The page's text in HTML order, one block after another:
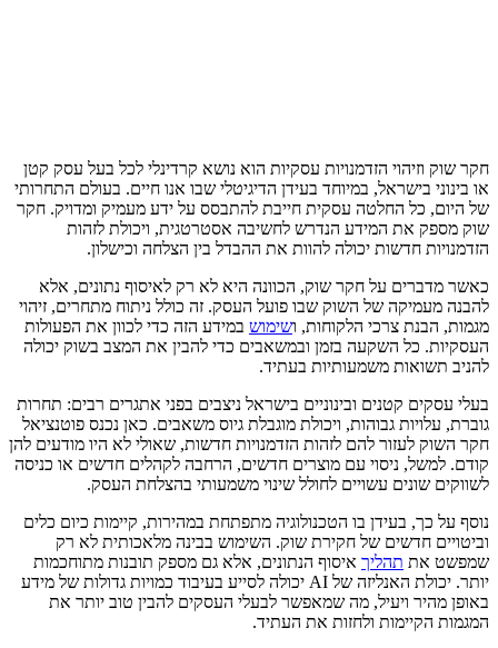
חקר שוק וזיהוי הזדמנויות עסקיות הוא נושא קרדינלי לכל בעל עסק קטן
או בינוני בישראל, במיוחד בעידן הדיגיטלי שבו אנו חיים. בעולם התחרותי
של היום, כל החלטה עסקית חייבת להתבסס על ידע מעמיק ומדויק. חקר
שוק מספק את המידע הנדרש לחשיבה אסטרטגית, ויכולת לזהות
הזדמנויות חדשות יכולה להוות את ההבדל בין הצלחה וכישלון.
כאשר מדברים על חקר שוק, הכוונה היא לא רק לאיסוף נתונים, אלא
להבנה מעמיקה של השוק שבו פועל העסק. זה כולל ניתוח מתחרים, זיהוי
מגמות, הבנת צרכי הלקוחות, ושימוש במידע הזה כדי לכוון את הפעולות
העסקיות. כל השקעה בזמן ובמשאבים כדי להבין את המצב בשוק יכולה
להניב תשואות משמעותיות בעתיד.
בעלי עסקים קטנים ובינוניים בישראל ניצבים בפני אתגרים רבים: תחרות
גוברת, עלויות גבוהות, ויכולת מוגבלת גיוס משאבים. כאן נכנס פוטנציאל
חקר השוק לעזור להם לזהות הזדמנויות חדשות, שאולי לא היו מודעים להן
קודם. למשל, ניסוי עם מוצרים חדשים, הרחבה לקהלים חדשים או כניסה
לשווקים שונים עשויים לחולל שינוי משמעותי בהצלחת העסק.
נוסף על כך, בעידן בו הטכנולוגיה מתפתחת במהירות, קיימות כיום כלים
וביטויים חדשים של חקירת שוק. השימוש בבינה מלאכותית לא רק
שמפשט את תהליך איסוף הנתונים, אלא גם מספק תובנות מתוחכמות
יותר. יכולת האנליזה של AI יכולה לסייע בעיבוד כמויות גדולות של מידע
באופן מהיר ויעיל, מה שמאפשר לבעלי העסקים להבין טוב יותר את
המגמות הקיימות ולחזות את העתיד.